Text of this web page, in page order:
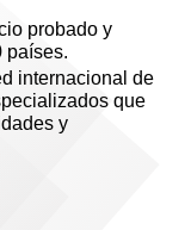
probado y
países.
internacional de
que
y